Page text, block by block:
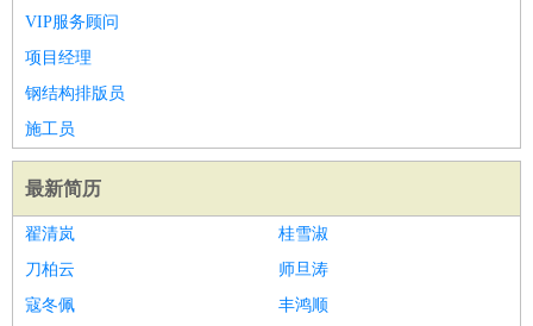
VIP服务顾问
项目经理
钢结构排版员
施工员
最新简历
翟清岚
桂雪淑
刀柏云
师旦涛
寇冬佩
丰鸿顺